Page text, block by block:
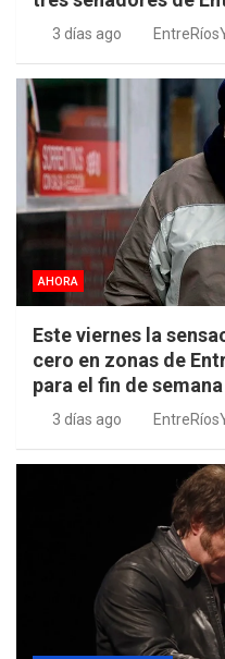
3 días ago
AHORA
Este viernes la
cero en zonas de
para el fin de semana
3 días ago